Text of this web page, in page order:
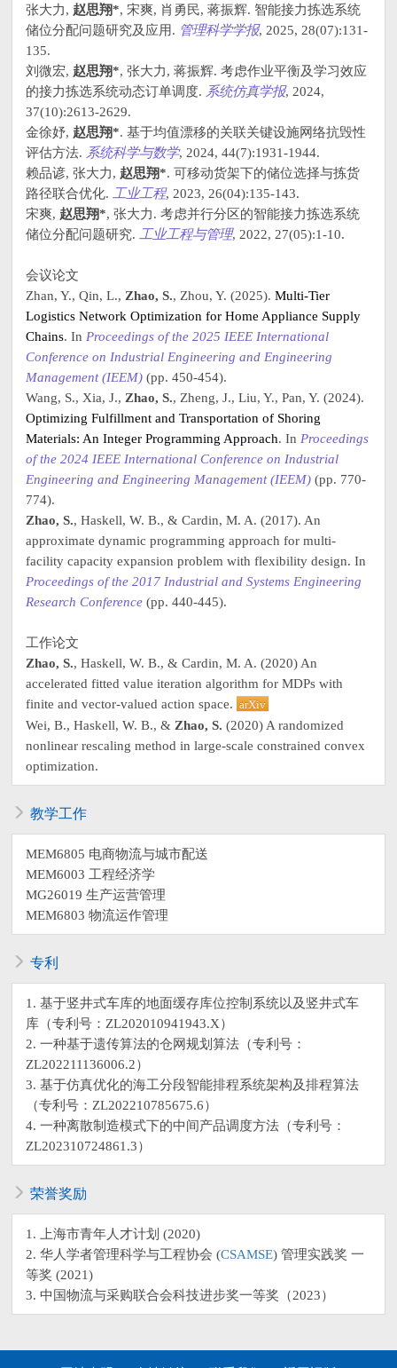
张大力, 赵思翔*, 宋爽, 肖勇民, 蒋振辉. 智能接力拣选系统
储位分配问题研究及应用. 管理科学学报, 2025, 28(07):131-
135.
刘微宏, 赵思翔*, 张大力, 蒋振辉. 考虑作业平衡及学习效应
的接力拣选系统动态订单调度. 系统仿真学报, 2024,
37(10):2613-2629.
金徐妤, 赵思翔*. 基于均值漂移的关联关键设施网络抗毁性
评估方法. 系统科学与数学, 2024, 44(7):1931-1944.
赖品谚, 张大力, 赵思翔*. 可移动货架下的储位选择与拣货
路径联合优化. 工业工程, 2023, 26(04):135-143.
宋爽, 赵思翔*, 张大力. 考虑并行分区的智能接力拣选系统
储位分配问题研究. 工业工程与管理, 2022, 27(05):1-10.
会议论文
Zhan, Y., Qin, L., Zhao, S., Zhou, Y. (2025).Multi-Tier
Logistics Network Optimization for Home Appliance Supply
Chains. In Proceedings of the 2025 IEEE International
Conference on Industrial Engineering and Engineering
Management (IEEM) (pp. 450-454).
Wang, S., Xia, J., Zhao, S., Zheng, J., Liu, Y., Pan, Y. (2024).
Optimizing Fulfillment and Transportation of Shoring
Materials: An Integer Programming Approach. In Proceedings
of the 2024 IEEE International Conference on Industrial
Engineering and Engineering Management (IEEM) (pp. 770-
774).
Zhao, S., Haskell, W. B., & Cardin, M. A. (2017). An
approximate dynamic programming approach for multi-
facility capacity expansion problem with flexibility design. In
Proceedings of the 2017 Industrial and Systems Engineering
Research Conference (pp. 440-445).
工作论文
Zhao, S., Haskell, W. B., & Cardin, M. A. (2020) An
accelerated fitted value iteration algorithm for MDPs with
finite and vector-valued action space.arXiv
Wei, B., Haskell, W. B., & Zhao, S. (2020) A randomized
nonlinear rescaling method in large-scale constrained convex
optimization.
教学工作
MEM6805 电商物流与城市配送
MEM6003 工程经济学
MG26019 生产运营管理
MEM6803 物流运作管理
专利
1. 基于竖井式车库的地面缓存库位控制系统以及竖井式车
库（专利号：ZL202010941943.X）
2. 一种基于遗传算法的仓网规划算法（专利号：
ZL202211136006.2）
3. 基于仿真优化的海工分段智能排程系统架构及排程算法
（专利号：ZL202210785675.6）
4. 一种离散制造模式下的中间产品调度方法（专利号：
ZL202310724861.3）
荣誉奖励
1. 上海市青年人才计划 (2020)
2. 华人学者管理科学与工程协会 (CSAMSE) 管理实践奖 一
等奖 (2021)
3. 中国物流与采购联合会科技进步奖一等奖（2023）